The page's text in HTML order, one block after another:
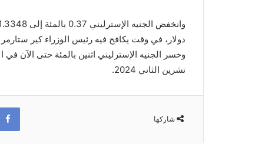
دولار، في وقت يكافح فيه رئيس الوزراء كير ستارمر
وخسر الجنيه الإسترليني اثنين بالمئة حتى الآن
تشرين الثاني 2024.
شاركها